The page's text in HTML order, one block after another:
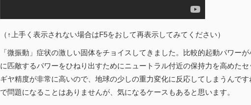
（↑上手く表示されない場合はF5をおして再表示してみてください）
「微振動」症状の激しい固体をチョイスしてきました。比較的起動パワー
に匹敵するパワーをひねり出すためにニュートラル付近の保持力を高めた
ギヤ精度が非常に高いので、地球の少しの重力変化に反応してしまうんで
で問題になることはありませんが、気になるケースもあると思います。